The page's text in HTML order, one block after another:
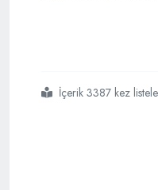
#başbakan binali yıldırım
#üçüncü havalimanı
İçerik 3387 kez